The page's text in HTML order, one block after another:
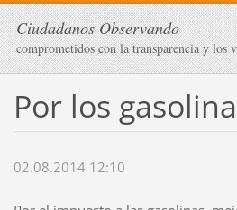
Ciudadanos Observando
comprometidos con la transparencia y los
Por los
02.08.2014 12:10